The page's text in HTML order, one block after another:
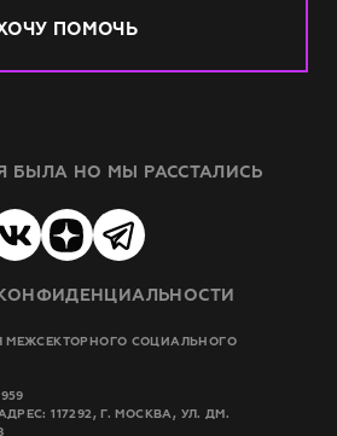
ПОМОЧЬ
БЫЛА НО МЫ РАССТАЛИСЬ
МЕЖСЕКТОРНОГО СОЦИАЛЬНОГО
117292, Г. МОСКВА, УЛ. ДМ.